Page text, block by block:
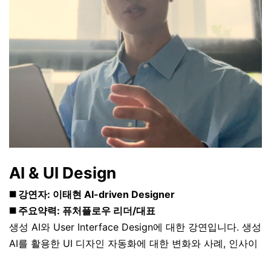
AI & UI Design
◼️ 강연자: 이태현 AI-driven Designer
◼️ 주요약력: 퓨처플로우 리더/대표
생성 AI와 User Interface Design에 대한 강연입니다. 생성
AI를 활용한 UI 디자인 자동화에 대한 변화와 사례, 인사이